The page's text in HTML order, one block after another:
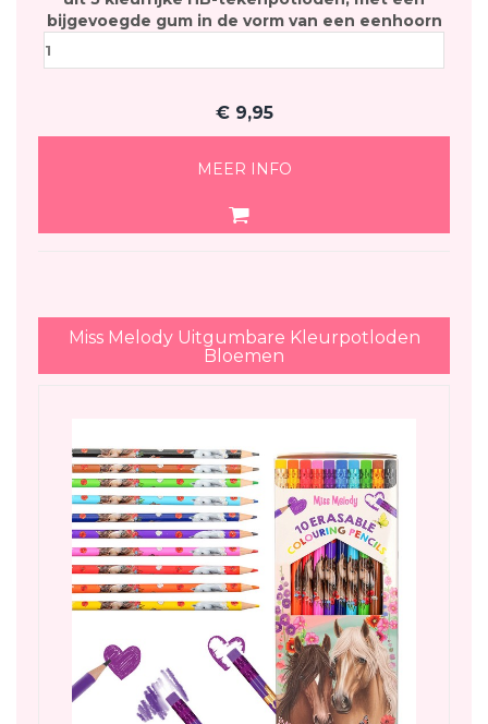
bijgevoegde gum in de vorm van een eenhoorn
€ 9,95
MEER INFO
Miss Melody Uitgumbare Kleurpotloden
Bloemen